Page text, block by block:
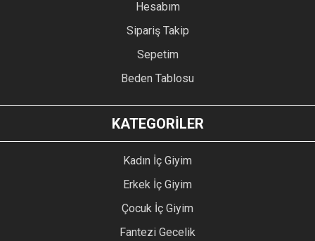
Hesabım
Sipariş Takip
Sepetim
Beden Tablosu
KATEGORİLER
Kadın İç Giyim
Erkek İç Giyim
Çocuk İç Giyim
Fantezi Gecelik